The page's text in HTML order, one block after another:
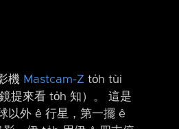
機 Mastcam-Z to̍h tùi
提來看 to̍h 知）。 這是
以外 ê 行星，第一擺 ê